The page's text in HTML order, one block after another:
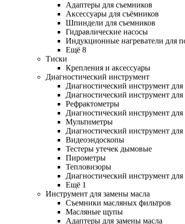
Адаптеры для съемников
Аксессуары для съёмников
Шпиндели для съемников
Гидравлические насосы
Индукционные нагреватели для
Ещё 8
Тиски
Крепления и аксессуары
Диагностический инструмент
Диагностический инструмент
Диагностический инструмент
Рефрактометры
Диагностический инструмент
Мультиметры
Диагностический инструмент для
Видеоэндоскопы
Тестеры утечек дымовые
Пирометры
Тепловизоры
Диагностический инструмент
Ещё 1
Инструмент для замены масла
Съемники масляных фильтров
Масляные щупы
Адаптеры для замены масла